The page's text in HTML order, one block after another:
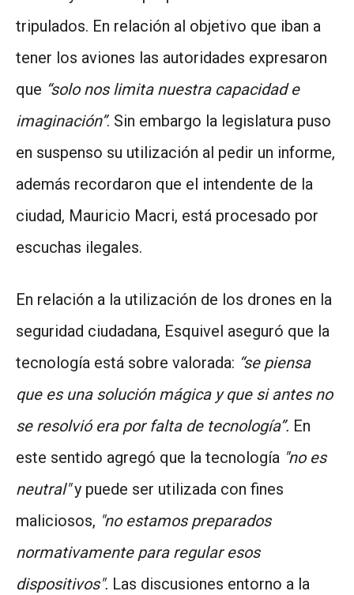
tripulados. En relación al objetivo que iban a
tener los aviones las autoridades expresaron
que “solo nos limita nuestra capacidad e
imaginación”. Sin embargo la legislatura puso
en suspenso su utilización al pedir un informe,
además recordaron que el intendente de la
ciudad, Mauricio Macri, está procesado por
escuchas ilegales.
En relación a la utilización de los drones en la
seguridad ciudadana, Esquivel aseguró que la
tecnología está sobre valorada: “se piensa
que es una solución mágica y que si antes no
se resolvió era por falta de tecnología”. En
este sentido agregó que la tecnología "no es
neutral"y puede ser utilizada con fines
maliciosos, "no estamos preparados
normativamente para regular esos
dispositivos". Las discusiones entorno a la